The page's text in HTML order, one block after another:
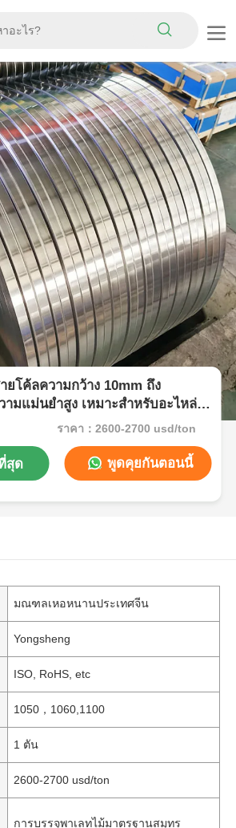
ยโค้ลความกว้าง 10mm ถึง
ามแม่นยําสูง เหมาะสําหรับอะไหล่
ไฟฟ้า
ราคา：2600-2700 usd/ton
สุด พูดคุยกันตอนนี้
มณฑลเหอหนานประเทศจีน
Yongsheng
ISO, RoHS, etc
1050，1060,1100
1 ตัน
2600-2700 usd/ton
การบรรจุพาเลทไม้มาตรฐานสมุทร